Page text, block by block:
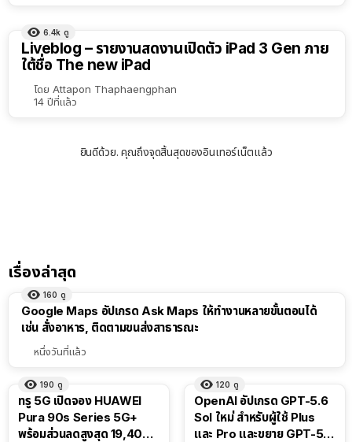
6.4k ดู
Liveblog – รายงานสดงานเปิดตัว iPad 3 Gen ภาย
ใต้ชื่อ The new iPad
โดย Attapon Thaphaengphan
14 ปีที่แล้ว
ยินดีด้วย. คุณถึงจุดสิ้นสุดของอินเทอร์เน็ตแล้ว
เรื่องล่าสุด
160 ดู
Google Maps อัปเกรด Ask Maps ให้ทำงานหลายขั้นตอนได้
เช่น สั่งอาหาร, ติดตามขนส่งสาธารณะ
หนึ่งวันที่แล้ว
190 ดู
ทรู 5G เปิดจอง HUAWEI
Pura 90s Series 5G+
พร้อมส่วนลดสูงสุด 19,400
120 ดู
OpenAI อัปเกรด GPT-5.6
Sol ใหม่ สำหรับผู้ใช้ Plus
และ Pro และขยาย GPT-5.6